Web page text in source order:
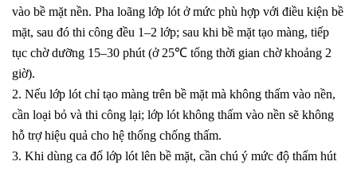
vào bề mặt nền. Pha loãng lớp lót ở mức phù hợp với điều kiện bề
mặt, sau đó thi công đều 1–2 lớp; sau khi bề mặt tạo màng, tiếp
tục chờ dưỡng 15–30 phút (ở 25℃ tổng thời gian chờ khoảng 2
giờ).
2. Nếu lớp lót chỉ tạo màng trên bề mặt mà không thấm vào nền,
cần loại bỏ và thi công lại; lớp lót không thấm vào nền sẽ không
hỗ trợ hiệu quả cho hệ thống chống thấm.
3. Khi dùng ca đổ lớp lót lên bề mặt, cần chú ý mức độ thấm hút